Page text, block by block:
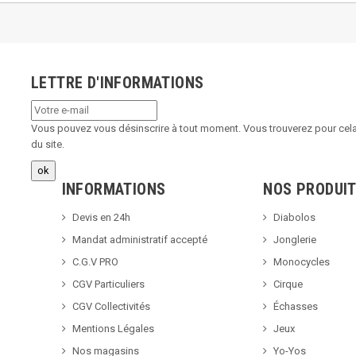
LETTRE D'INFORMATIONS
Vous pouvez vous désinscrire à tout moment. Vous trouverez pour
du site.
INFORMATIONS
Devis en 24h
Mandat administratif accepté
C.G.V PRO
CGV Particuliers
CGV Collectivités
Mentions Légales
Nos magasins
NOS
Diabolos
Jonglerie
Monocycles
Cirque
Échasses
Jeux
Yo-Yos